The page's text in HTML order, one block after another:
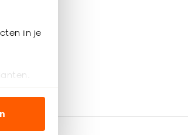
in je